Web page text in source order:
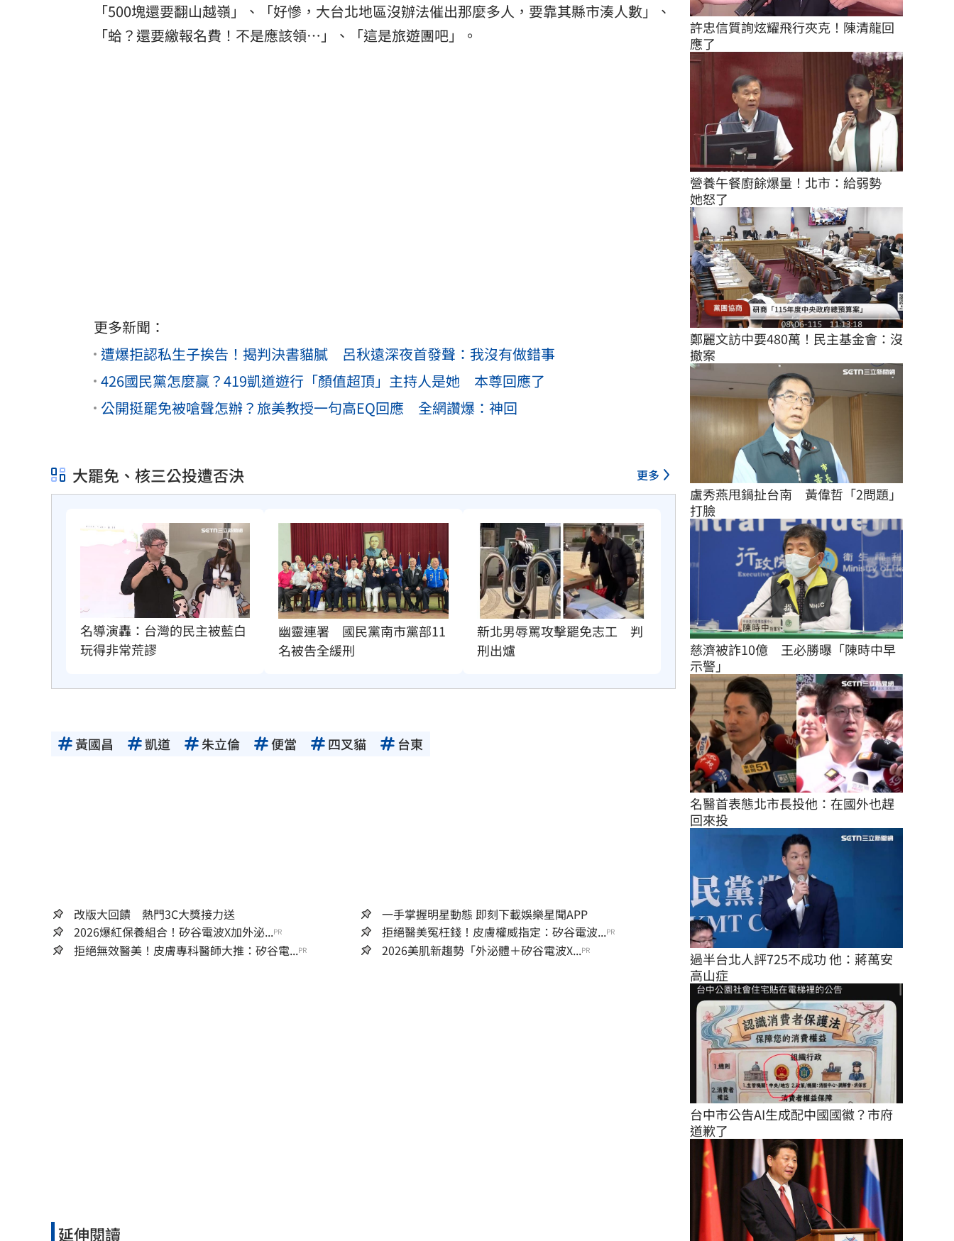
「500塊還要翻山越嶺」、「好慘，大台北地區沒辦法催出那麼多人，要靠其縣市湊人數」、
「蛤？還要繳報名費！不是應該領…」、「這是旅遊團吧」。
更多新聞：
遭爆拒認私生子挨告！揭判決書貓膩 呂秋遠深夜首發聲：我沒有做錯事
426國民黨怎麼贏？419凱道遊行「顏值超頂」主持人是她 本尊回應了
公開挺罷免被嗆聲怎辦？旅美教授一句高EQ回應 全網讚爆：神回
大罷免、核三公投遭否決 更多
名導演轟：台灣的民主被藍白
玩得非常荒謬
幽靈連署　國民黨南市黨部11
名被告全緩刑
新北男辱罵攻擊罷免志工　判
刑出爐
黃國昌 凱道 朱立倫 便當 四叉貓 台東
改版大回饋 熱門3C大獎接力送
一手掌握明星動態 即刻下載娛樂星聞APP
2026爆紅保養組合！矽谷電波X加外泌...PR 拒絕醫美冤枉錢！皮膚權威指定：矽谷電波...PR
拒絕無效醫美！皮膚專科醫師大推：矽谷電...PR 2026美肌新趨勢「外泌體＋矽谷電波X...PR
延伸閱讀
許忠信質詢炫耀飛行夾克！陳清龍回
應了
營養午餐廚餘爆量！北市：給弱勢
她怒了
鄭麗文訪中要480萬！民主基金會：沒
撤案
盧秀燕甩鍋扯台南　黃偉哲「2問題」
打臉
慈濟被詐10億　王必勝曝「陳時中早
示警」
名醫首表態北市長投他：在國外也趕
回來投
過半台北人評725不成功 他：蔣萬安
高山症
台中市公告AI生成配中國國徽？市府
道歉了